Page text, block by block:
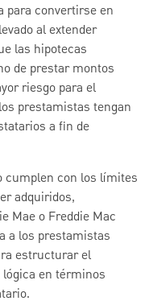
para convertirse en
al extender
las hipotecas
de prestar montos
riesgo para el
prestamistas tengan
a fin de
cumplen con los límites
adquiridos,
Mae o Freddie Mac
a los prestamistas
estructurar el
en términos